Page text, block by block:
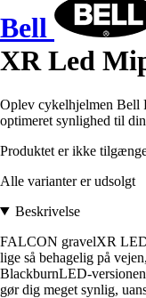
Bell
XR Led
Oplev cykelhjelmen Bell
optimeret synlighed til
Produktet er ikke
Alle varianter er udsolgt
Beskrivelse
FALCON gravelXR LED
lige så behagelig på
BlackburnLED-
gør dig meget synlig,